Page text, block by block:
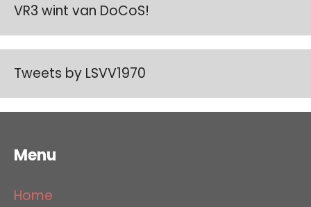
VR3 wint van DoCoS!
Tweets by LSVV1970
Menu
Home